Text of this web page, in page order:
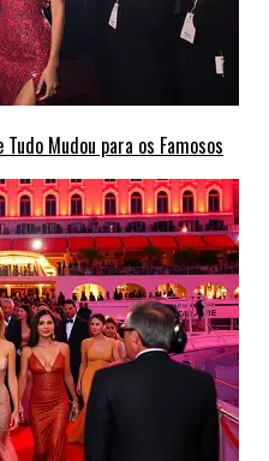
Mudou para os Famosos